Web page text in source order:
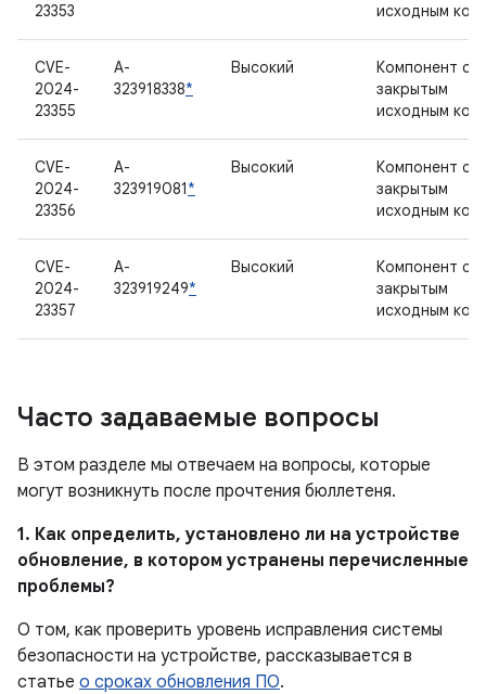
23353
исходным
CVE-
2024-
23355
A-
323918338*
Высокий
Компонент с
закрытым
исходным
CVE-
2024-
23356
A-
323919081*
Высокий
Компонент с
закрытым
исходным
CVE-
2024-
23357
A-
323919249*
Высокий
Компонент с
закрытым
исходным
Часто задаваемые вопросы
В этом разделе мы отвечаем на вопросы, которые
могут возникнуть после прочтения бюллетеня.
1. Как определить, установлено ли на устройстве
обновление, в котором устранены перечисленные
проблемы?
О том, как проверить уровень исправления системы
безопасности на устройстве, рассказывается в
статье о сроках обновления ПО.